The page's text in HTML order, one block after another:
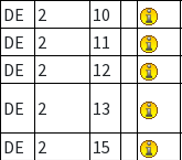
DE
2 10
DE
2 11
DE
2 12
DE
2 13
DE
2 15